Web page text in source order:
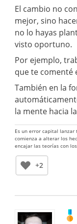
El cambio no
mejor, sino
no lo hayas
visto oportuno.
Por ejemplo,
que te comenté
También en la
la mente hacia
Es un error capital
comienza a alterar los
encajar las teorías con
+2